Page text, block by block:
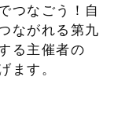
つなごう！自
ながれる第九
る主催者の
ます。